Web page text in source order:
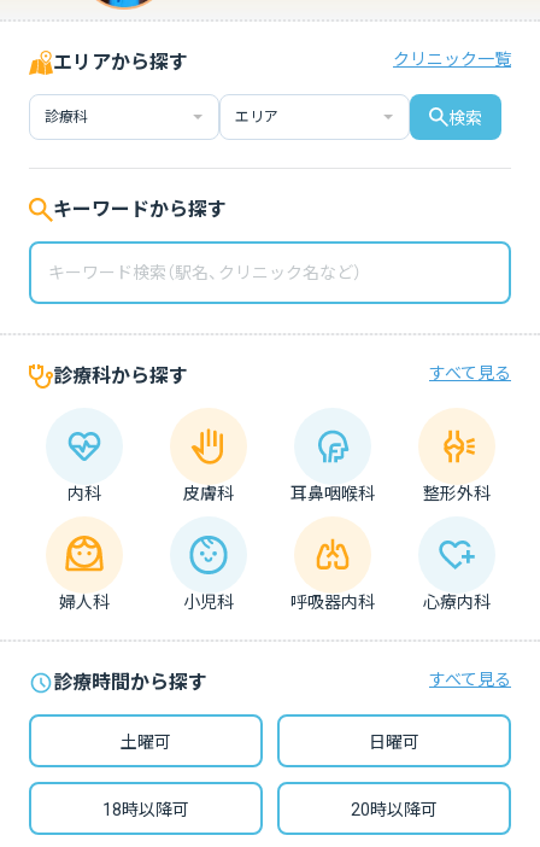
エリアから探す クリニック一覧
診療科 エリア 検索
キーワードから探す
診療科から探す すべて見る
内科 皮膚科 耳鼻咽喉科 整形外科
婦人科 小児科 呼吸器内科 心療内科
診療時間から探す すべて見る
土曜可 日曜可
18時以降可 20時以降可